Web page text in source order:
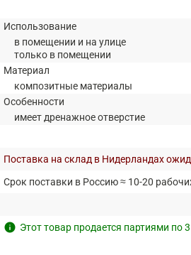
Использование
в помещении и на улице
только в помещении
Материал
композитные материалы
Особенности
имеет дренажное отверстие
Поставка на склад в Нидерландах
Срок поставки в Россию ≈ 10-20
info Этот товар продается партиями по